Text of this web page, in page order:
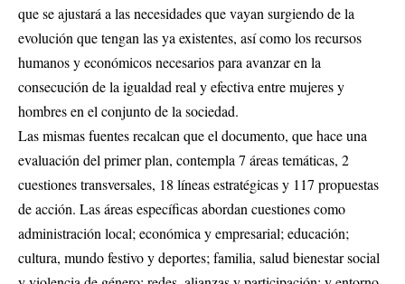
que se ajustará a las necesidades que vayan surgiendo de la
evolución que tengan las ya existentes, así como los recursos
humanos y económicos necesarios para avanzar en la
consecución de la igualdad real y efectiva entre mujeres y
hombres en el conjunto de la sociedad.
Las mismas fuentes recalcan que el documento, que hace una
evaluación del primer plan, contempla 7 áreas temáticas, 2
cuestiones transversales, 18 líneas estratégicas y 117 propuestas
de acción. Las áreas específicas abordan cuestiones como
administración local; económica y empresarial; educación;
cultura, mundo festivo y deportes; familia, salud bienestar social